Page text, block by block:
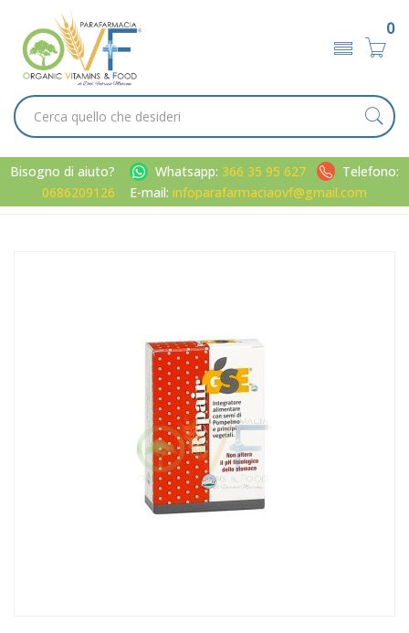
0
Bisogno di aiuto? Whatsapp: 366 35 95 627
Telefono:
0686209126
E-mail: infoparafarmaciaovf@gmail.com